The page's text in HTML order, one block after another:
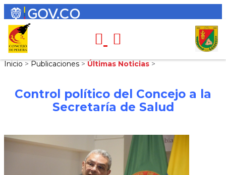
Inicio > Publicaciones > Últimas Noticias >
Control político del Concejo a la
Secretaría de Salud